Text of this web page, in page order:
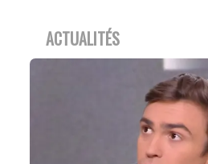
ACTUALITÉS